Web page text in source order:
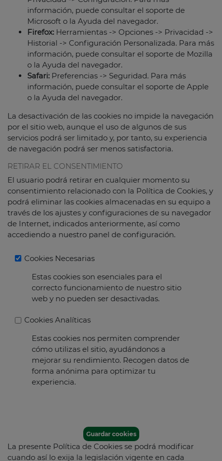
información, puede consultar el soporte de
Microsoft o la Ayuda del navegador.
Firefox: Herramientas -> Opciones -> Privacidad ->
Historial -> Configuración Personalizada. Para más
información, puede consultar el soporte de Mozilla
o la Ayuda del navegador.
Safari: Preferencias -> Seguridad. Para más
información, puede consultar el soporte de Apple
o la Ayuda del navegador.
La desactivación de las cookies no impide la navegación
por el sitio web, aunque el uso de algunos de sus
servicios podrá ser limitado y, por tanto, su experiencia
de navegación podrá ser menos satisfactoria.
RETIRAR EL CONSENTIMIENTO
El usuario podrá retirar en cualquier momento su
consentimiento relacionado con la Política de Cookies, y
podrá eliminar las cookies almacenadas en su equipo a
través de los ajustes y configuraciones de su navegador
de Internet, indicados anteriormente, así como
accediendo a nuestro panel de configuración.
Cookies Necesarias
Estas cookies son esenciales para el
correcto funcionamiento de nuestro sitio
web y no pueden ser desactivadas.
Cookies Analíticas
Estas cookies nos permiten comprender
cómo utilizas el sitio, ayudándonos a
mejorar su rendimiento. Recogen datos de
forma anónima para optimizar tu
experiencia.
Guardar cookies
La presente Política de Cookies se podrá modificar
cuando así lo exija la legislación vigente en cada